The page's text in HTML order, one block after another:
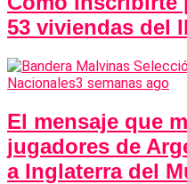
53 viviendas del
Nacionales3 semanas ago
El mensaje que
jugadores de
a Inglaterra del